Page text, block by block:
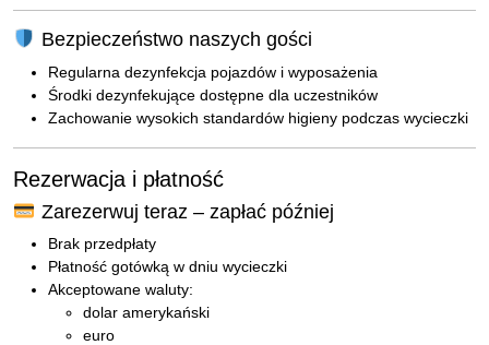
Bezpieczeństwo naszych gości
Regularna dezynfekcja pojazdów i wyposażenia
Środki dezynfekujące dostępne dla uczestników
Zachowanie wysokich standardów higieny podczas wycieczki
Rezerwacja i płatność
Zarezerwuj teraz – zapłać później
Brak przedpłaty
Płatność gotówką w dniu wycieczki
Akceptowane waluty:
dolar amerykański
euro